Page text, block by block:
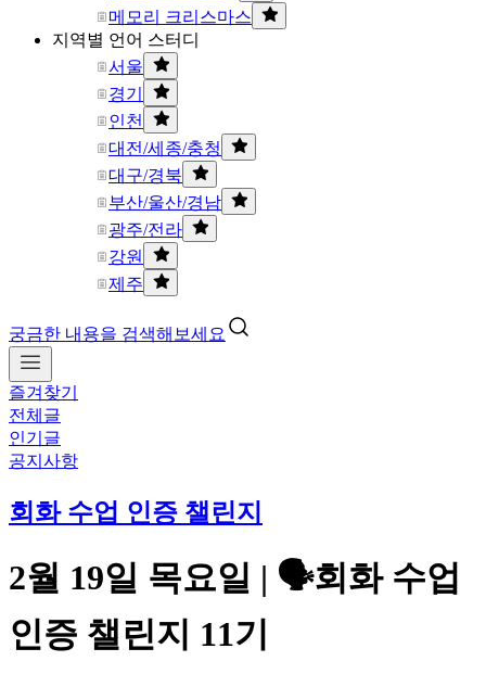
메모리 크리스마스
지역별 언어 스터디
서울
경기
인천
대전/세종/충청
대구/경북
부산/울산/경남
광주/전라
강원
제주
궁금한 내용을 검색해보세요
즐겨찾기
전체글
인기글
공지사항
회화 수업 인증 챌린지
2월 19일 목요일 | 🗣️회화 수업
인증 챌린지 11기